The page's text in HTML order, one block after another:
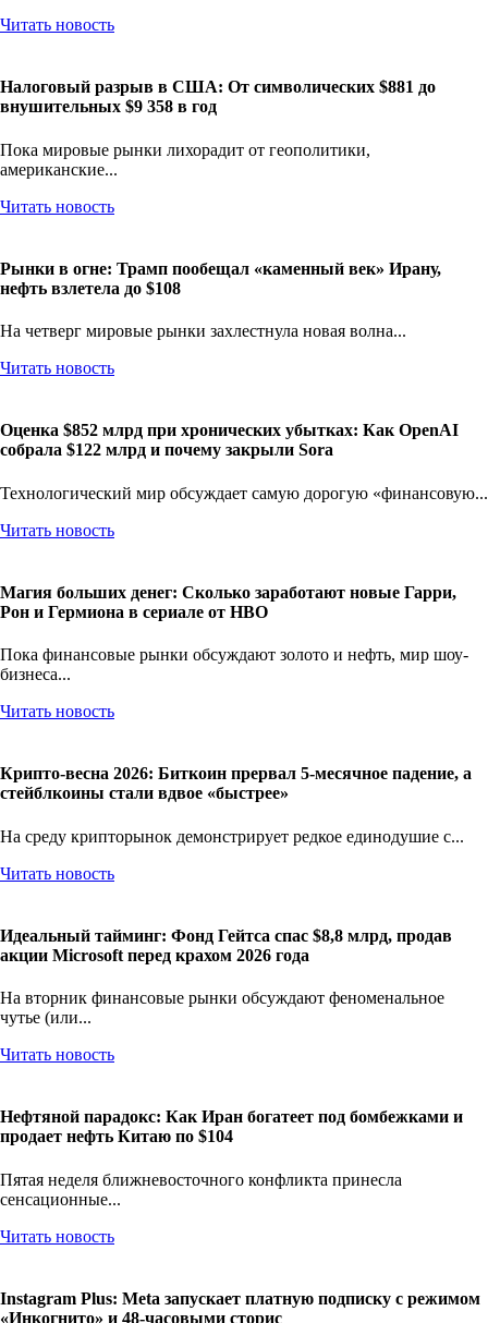
Читать новость
Налоговый разрыв в США: От символических $881 до
внушительных $9 358 в год
Пока мировые рынки лихорадит от геополитики,
американские...
Читать новость
Рынки в огне: Трамп пообещал «каменный век» Ирану,
нефть взлетела до $108
На четверг мировые рынки захлестнула новая волна...
Читать новость
Оценка $852 млрд при хронических убытках: Как OpenAI
собрала $122 млрд и почему закрыли Sora
Технологический мир обсуждает самую дорогую «финансовую...
Читать новость
Магия больших денег: Сколько заработают новые Гарри,
Рон и Гермиона в сериале от HBO
Пока финансовые рынки обсуждают золото и нефть, мир шоу-
бизнеса...
Читать новость
Крипто-весна 2026: Биткоин прервал 5-месячное падение, а
стейблкоины стали вдвое «быстрее»
На среду крипторынок демонстрирует редкое единодушие с...
Читать новость
Идеальный тайминг: Фонд Гейтса спас $8,8 млрд, продав
акции Microsoft перед крахом 2026 года
На вторник финансовые рынки обсуждают феноменальное
чутье (или...
Читать новость
Нефтяной парадокс: Как Иран богатеет под бомбежками и
продает нефть Китаю по $104
Пятая неделя ближневосточного конфликта принесла
сенсационные...
Читать новость
Instagram Plus: Meta запускает платную подписку с режимом
«Инкогнито» и 48-часовыми сторис